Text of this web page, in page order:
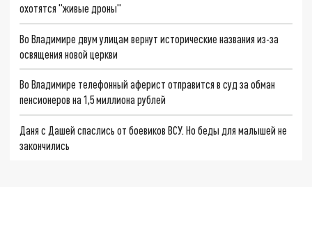
охотятся "живые дроны"
Во Владимире двум улицам вернут исторические названия из-за
освящения новой церкви
Во Владимире телефонный аферист отправится в суд за обман
пенсионеров на 1,5 миллиона рублей
Даня с Дашей спаслись от боевиков ВСУ. Но беды для малышей не
закончились